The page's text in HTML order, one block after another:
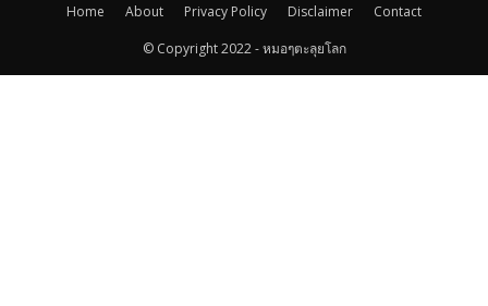
Home About Privacy Policy Disclaimer
Contact
© Copyright 2022 - หมอๆตะลุยโลก